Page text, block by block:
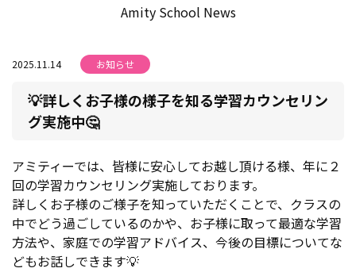
Amity School News
2025.11.14 お知らせ
💡詳しくお子様の様子を知る学習カウンセリン
グ実施中🤔
アミティーでは、皆様に安心してお越し頂ける様、年に２
回の学習カウンセリング実施しております。
詳しくお子様のご様子を知っていただくことで、クラスの
中でどう過ごしているのかや、お子様に取って最適な学習
方法や、家庭での学習アドバイス、今後の目標についてな
どもお話しできます💡